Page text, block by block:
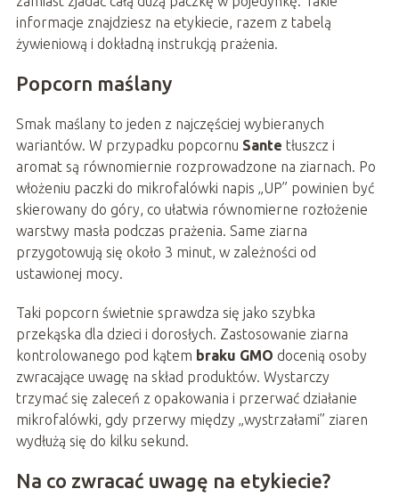
informacje znajdziesz na etykiecie, razem z tabelą
żywieniową i dokładną instrukcją prażenia.
Popcorn maślany
Smak maślany to jeden z najczęściej wybieranych
wariantów. W przypadku popcornu Sante tłuszcz i
aromat są równomiernie rozprowadzone na ziarnach. Po
włożeniu paczki do mikrofalówki napis „UP” powinien być
skierowany do góry, co ułatwia równomierne rozłożenie
warstwy masła podczas prażenia. Same ziarna
przygotowują się około 3 minut, w zależności od
ustawionej mocy.
Taki popcorn świetnie sprawdza się jako szybka
przekąska dla dzieci i dorosłych. Zastosowanie ziarna
kontrolowanego pod kątem braku GMO docenią osoby
zwracające uwagę na skład produktów. Wystarczy
trzymać się zaleceń z opakowania i przerwać działanie
mikrofalówki, gdy przerwy między „wystrzałami” ziaren
wydłużą się do kilku sekund.
Na co zwracać uwagę na etykiecie?